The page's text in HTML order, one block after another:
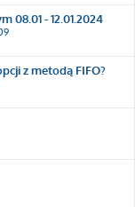
08.01 - 12.01.2024
z metodą FIFO?